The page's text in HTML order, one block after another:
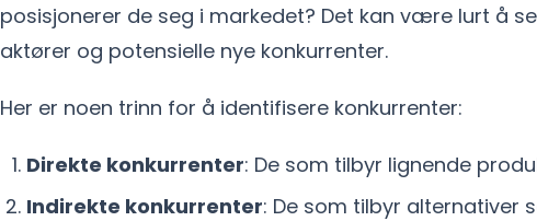
posisjonerer de seg i markedet? Det kan være lurt å
aktører og potensielle nye konkurrenter.
Her er noen trinn for å identifisere konkurrenter:
Direkte konkurrenter: De som tilbyr lignende
Indirekte konkurrenter: De som tilbyr alternativer